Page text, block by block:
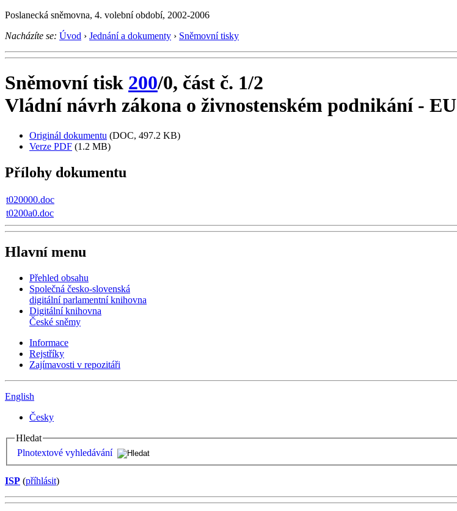
Poslanecká sněmovna, 4. volební období, 2002-2006
Nacházíte se: Úvod › Jednání a dokumenty › Sněmovní tisky
Sněmovní tisk 200/0, část č. 1/2
Vládní návrh zákona o živnostenském podnikání - EU
Originál dokumentu (DOC, 497.2 KB)
Verze PDF (1.2 MB)
Přílohy dokumentu
t020000.doc
t0200a0.doc
Hlavní menu
Přehled obsahu
Společná česko-slovenská
digitální parlamentní knihovna
Digitální knihovna
České sněmy
Informace
Rejstříky
Zajímavosti v repozitáři
English
Česky
Hledat
Plnotextové vyhledávání
ISP (příhlásit)